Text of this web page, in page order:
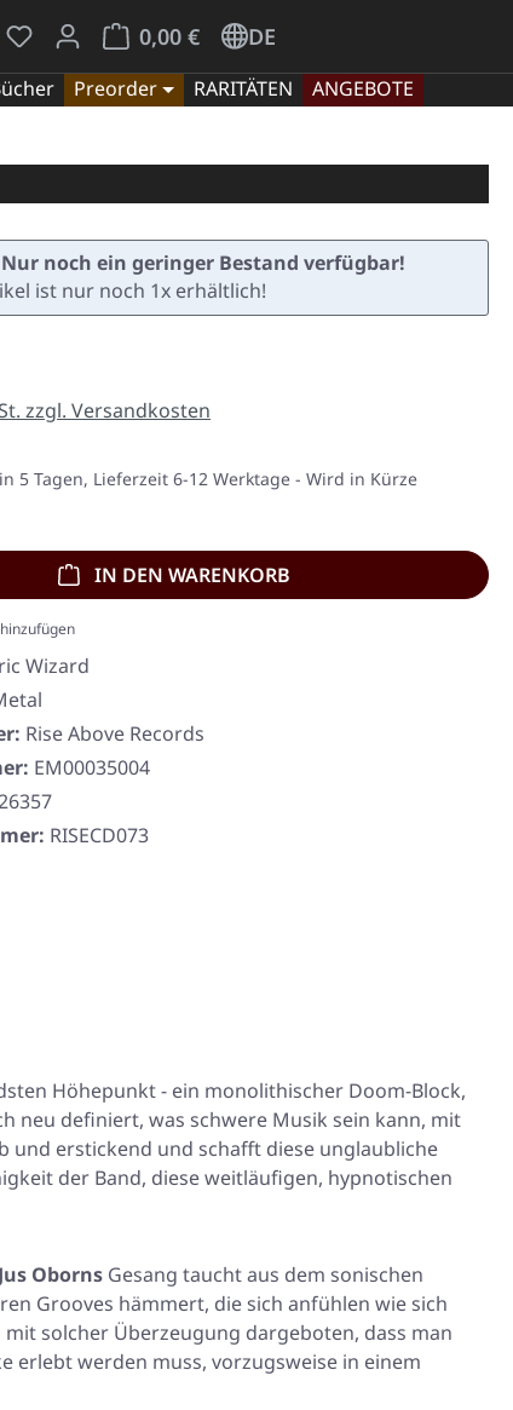
Du hast 0 Produkte auf dem Merkzettel
0,00 €
Warenkorb enthält 0 Positionen. Der
DE
Preorder RARITÄTEN
ANGEBOTE
noch ein geringer Bestand verfügbar!
ist nur noch 1x erhältlich!
zzgl. Versandkosten
5 Tagen, Lieferzeit 6-12 Werktage - Wird in Kürze
IN DEN WARENKORB
Wizard
Rise Above Records
EM00035004
RISECD073
Höhepunkt - ein monolithischer Doom-Block,
neu definiert, was schwere Musik sein kann, mit
und erstickend und schafft diese unglaubliche
der Band, diese weitläufigen, hypnotischen
Jus Oborns Gesang taucht aus dem sonischen
Grooves hämmert, die sich anfühlen wie sich
solcher Überzeugung dargeboten, dass man
erlebt werden muss, vorzugsweise in einem